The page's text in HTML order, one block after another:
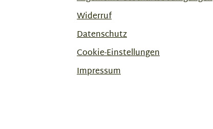
Widerruf
Datenschutz
Cookie-Einstellungen
Impressum